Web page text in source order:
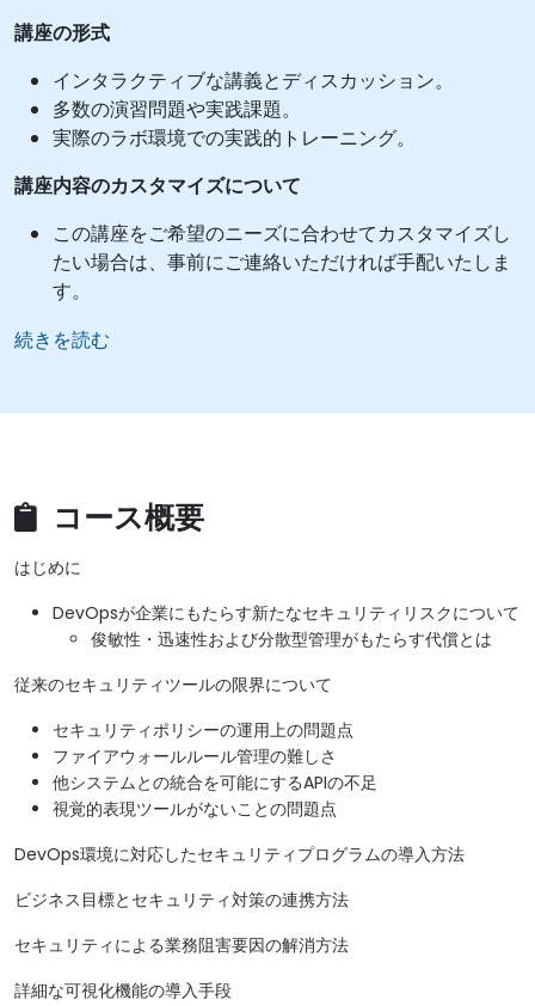
講座の形式
インタラクティブな講義とディスカッション。
多数の演習問題や実践課題。
実際のラボ環境での実践的トレーニング。
講座内容のカスタマイズについて
この講座をご希望のニーズに合わせてカスタマイズし
たい場合は、事前にご連絡いただければ手配いたしま
す。
続きを読む
コース概要
はじめに
DevOpsが企業にもたらす新たなセキュリティリスクについて
俊敏性・迅速性および分散型管理がもたらす代償とは
従来のセキュリティツールの限界について
セキュリティポリシーの運用上の問題点
ファイアウォールルール管理の難しさ
他システムとの統合を可能にするAPIの不足
視覚的表現ツールがないことの問題点
DevOps環境に対応したセキュリティプログラムの導入方法
ビジネス目標とセキュリティ対策の連携方法
セキュリティによる業務阻害要因の解消方法
詳細な可視化機能の導入手段